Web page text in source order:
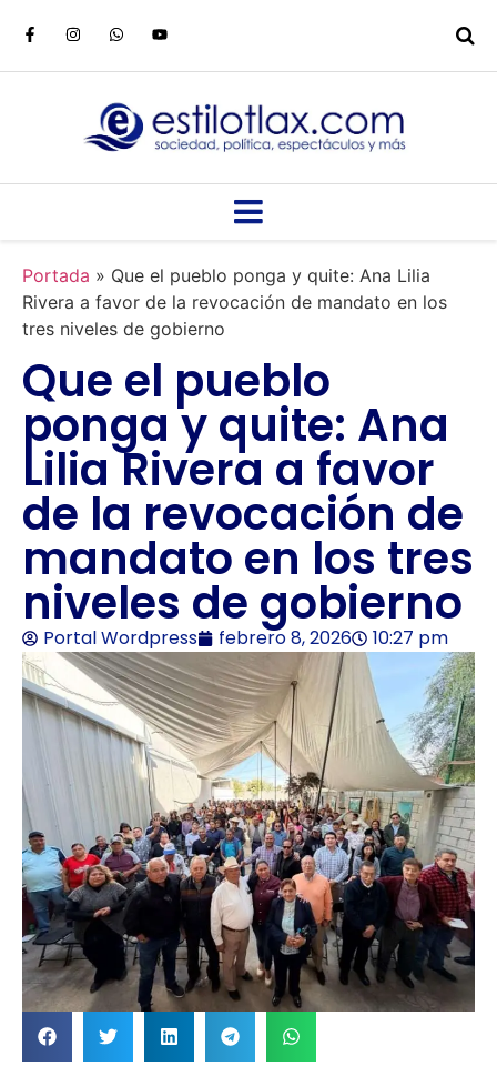
Portada » Que el pueblo ponga y quite: Ana Lilia
Rivera a favor de la revocación de mandato en los
tres niveles de gobierno
Que el pueblo
ponga y quite: Ana
Lilia Rivera a favor
de la revocación de
mandato en los tres
niveles de gobierno
Portal Wordpress febrero 8, 2026 10:27 pm